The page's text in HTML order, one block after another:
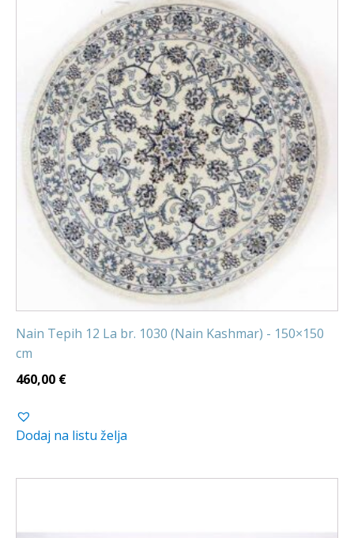
Nain Tepih 12 La br. 1030 (Nain Kashmar) - 150×150
cm
460,00 €
Dodaj na listu želja